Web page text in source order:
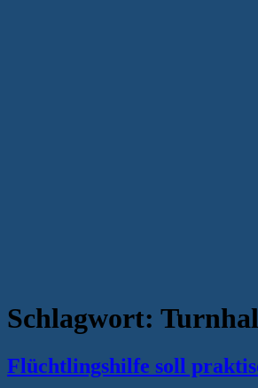
Schlagwort:
Flüchtlingshilfe soll